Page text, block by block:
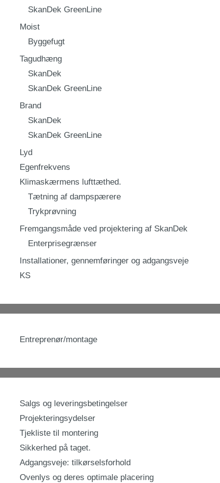
SkanDek GreenLine
Moist
Byggefugt
Tagudhæng
SkanDek
SkanDek GreenLine
Brand
SkanDek
SkanDek GreenLine
Lyd
Egenfrekvens
Klimaskærmens lufttæthed.
Tætning af dampspærere
Trykprøvning
Fremgangsmåde ved projektering af SkanDek
Enterprisegrænser
Installationer, gennemføringer og adgangsveje
KS
Entreprenør/montage
Salgs og leveringsbetingelser
Projekteringsydelser
Tjekliste til montering
Sikkerhed på taget.
Adgangsveje: tilkørselsforhold
Ovenlys og deres optimale placering